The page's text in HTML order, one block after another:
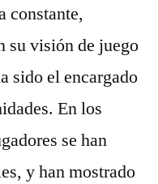
constante,
su visión de juego
sido el encargado
En los
se han
y han mostrado